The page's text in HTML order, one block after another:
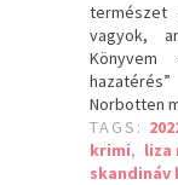
vagyok,
Norbotten
TAGS:
krimi, liza
skandináv